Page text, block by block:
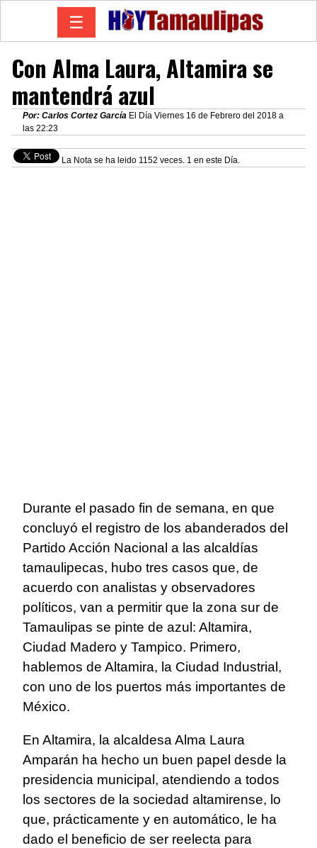
☰
Con Alma Laura, Altamira se
mantendrá azul
Por: Carlos Cortez García El Día Viernes 16 de Febrero del 2018 a
las 22:23
La Nota se ha leido 1152 veces. 1 en este Día.
Durante el pasado fin de semana, en que
concluyó el registro de los abanderados del
Partido Acción Nacional a las alcaldías
tamaulipecas, hubo tres casos que, de
acuerdo con analistas y observadores
políticos, van a permitir que la zona sur de
Tamaulipas se pinte de azul: Altamira,
Ciudad Madero y Tampico. Primero,
hablemos de Altamira, la Ciudad Industrial,
con uno de los puertos más importantes de
México.
En Altamira, la alcaldesa Alma Laura
Amparán ha hecho un buen papel desde la
presidencia municipal, atendiendo a todos
los sectores de la sociedad altamirense, lo
que, prácticamente y en automático, le ha
dado el beneficio de ser reelecta para